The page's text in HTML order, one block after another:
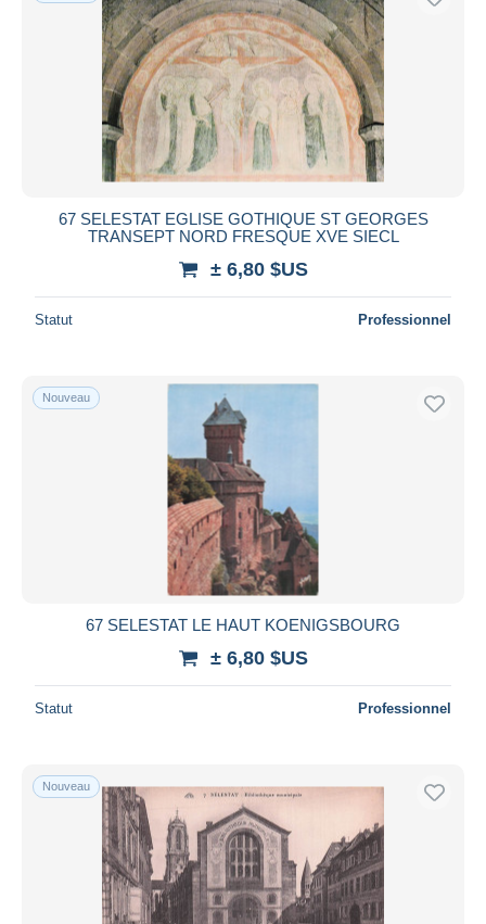
67 SELESTAT EGLISE GOTHIQUE ST GEORGES
TRANSEPT NORD FRESQUE XVE SIECL
± 6,80 $US
Statut Professionnel
Nouveau
67 SELESTAT LE HAUT KOENIGSBOURG
± 6,80 $US
Statut Professionnel
Nouveau